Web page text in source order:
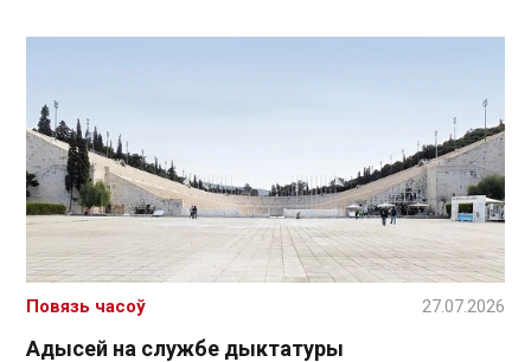
Адысей на службе дыктатуры
Повязь часоў 27.07.2026